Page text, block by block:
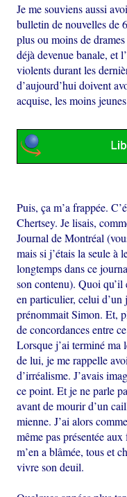
Je me souviens aussi
bulletin de nouvelles de
plus ou moins de
déjà devenue banale, et
violents durant les
d’aujourd’hui doivent
acquise, les moins
Puis, ça m’a frappée.
Chertsey. Je lisais,
Journal de Montréal
mais si j’étais la seule à
longtemps dans ce
son contenu). Quoi qu’il
en particulier, celui d’un
prénommait Simon. Et,
de concordances entre
Lorsque j’ai terminé ma
de lui, je me rappelle
d’irréalisme. J’avais
ce point. Et je ne parle
avant de mourir d’un
mienne. J’ai alors
même pas présentée
m’en a blâmée, tous et
vivre son deuil.